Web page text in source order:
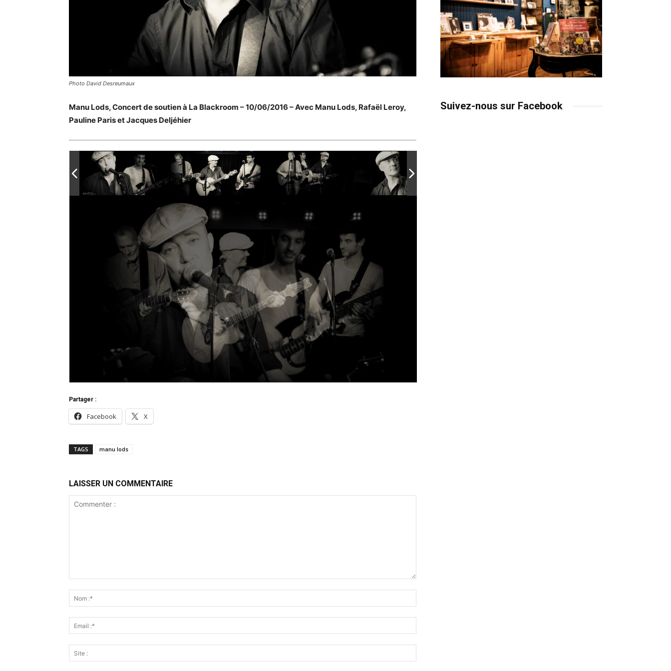
Photo David Desreumaux
Manu Lods, Concert de soutien à La Blackroom – 10/06/2016 – Avec Manu Lods, Rafaël Leroy,
Pauline Paris et Jacques Deljéhier
Partager :
Facebook X
TAGS manu lods
LAISSER UN COMMENTAIRE
Suivez-nous sur Facebook